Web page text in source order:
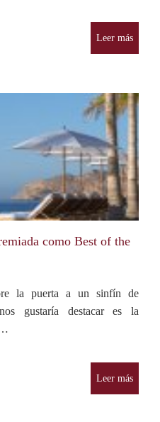
Leer más
como Best of the
la puerta a un sinfín de
gustaría destacar es la
Leer más